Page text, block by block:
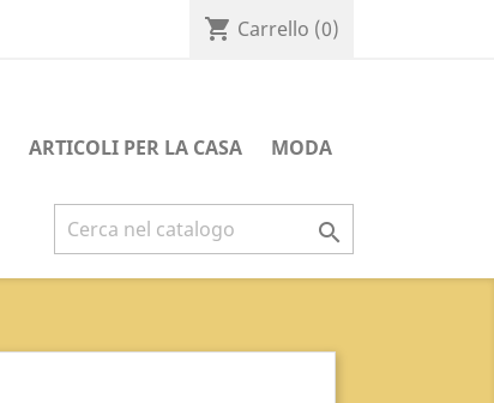
shopping_cart Carrello (0)
ARTICOLI PER LA CASA MODA
